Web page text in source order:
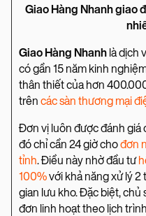
Giao Hàng Nhanh giao
Giao Hàng Nhanh là dịch
có gần 15 năm kinh
thân thiết của hơn
trên các sàn thương mại
Đơn vị luôn được đánh giá
đó chỉ cần 24 giờ chođơn
tỉnh. Điều này nhờ đầu tư
100%với khả năng xử lý
gian lưu kho. Đặc biệt,
đơn linh hoạt theo lịch